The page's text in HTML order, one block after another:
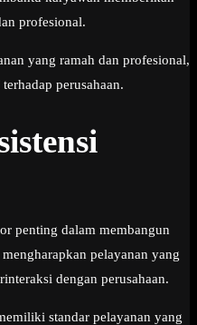
profesional.
yang ramah dan profesional,
perusahaan.
penting dalam membangun
pelayanan yang
dengan perusahaan.
standar pelayanan yang